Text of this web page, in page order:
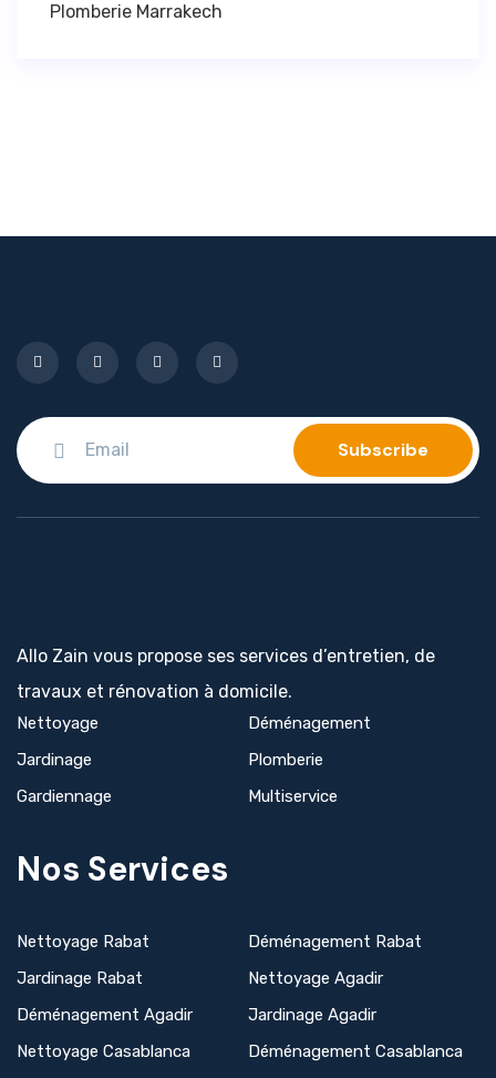
Plomberie Marrakech
Allo Zain vous propose ses services d’entretien, de
travaux et rénovation à domicile.
Nettoyage
Déménagement
Jardinage
Plomberie
Gardiennage
Multiservice
Nos Services
Nettoyage Rabat
Déménagement Rabat
Jardinage Rabat
Nettoyage Agadir
Déménagement Agadir
Jardinage Agadir
Nettoyage Casablanca
Déménagement Casablanca